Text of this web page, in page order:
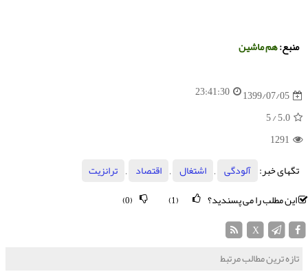
منبع:هم ماشین
1399/07/05
23:41:30
5.0
/ 5
1291
تگهای خبر:
آلودگی , اشتغال , اقتصاد ,
ترانزیت
این مطلب را می پسندید؟
(0)
تازه ترین مطالب مرتبط